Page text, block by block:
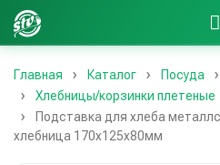
Главная Каталог Посуда
Хлебницы/корзинки плетеные
Подставка для хлеба
хлебница 170х125х80мм